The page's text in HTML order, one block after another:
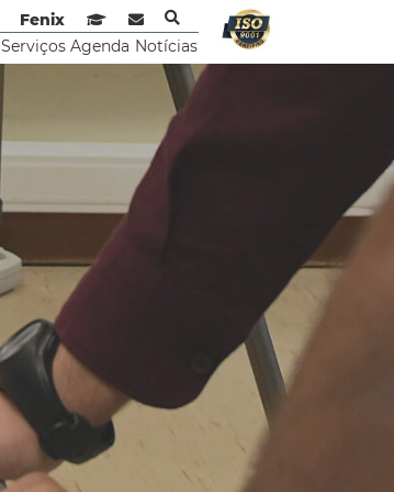
Fenix
Sistema de Gestão de Aprendizagem
Webmail
Serviços Agenda Notícias